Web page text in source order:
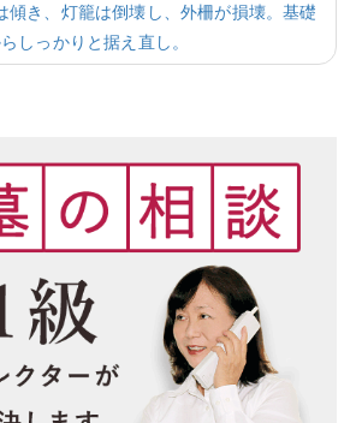
傾き、灯籠は倒壊し、外柵が損壊。基礎
しっかりと据え直し。